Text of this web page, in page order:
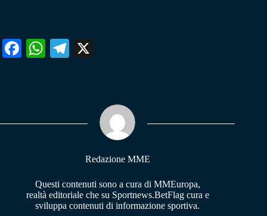
Fa W
pp
Te
m
Redazione MME
Questi contenuti sono a cura di MMEuropa,
realtà editoriale che su Sportnews.BetFlag cura e
sviluppa contenuti di informazione sportiva.